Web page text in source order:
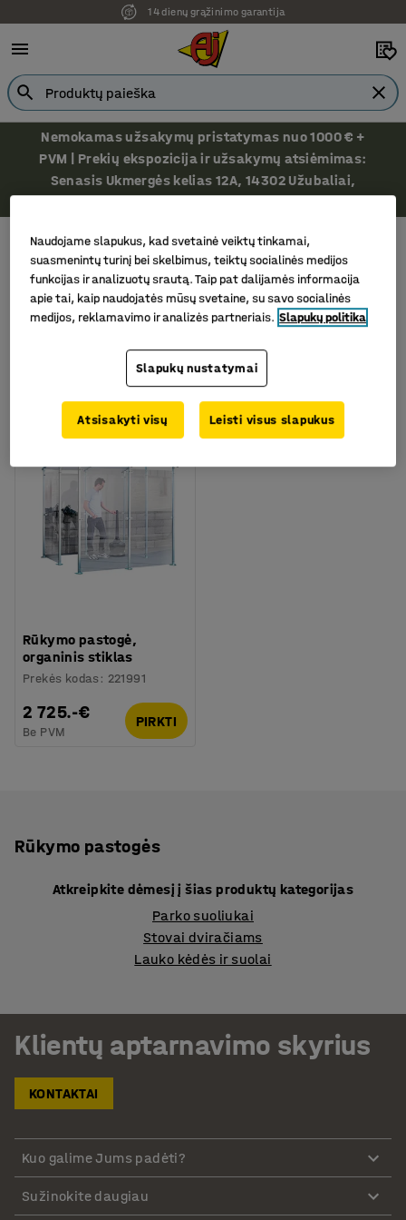
14 dienų grąžinimo garantija
Nemokamas užsakymų pristatymas nuo 1000 € +
PVM | Prekių ekspozicija ir užsakymų atsiėmimas:
Senasis Ukmergės kelias 12A, 14302 Užubaliai,
Vilniaus r.
Šiukšlių dėžės nuorūkoms Rūkymo pastogės
Rūkymo pastogės
Filtras
1 produktų/ai
Rūkymo pastogė,
organinis stiklas
Prekės kodas : 221991
2 725.-€
Be PVM
PIRKTI
Rūkymo pastogės
Atkreipkite dėmesį į šias produktų kategorijas
Parko suoliukai
Stovai dviračiams
Lauko kėdės ir suolai
Klientų aptarnavimo skyrius
KONTAKTAI
Kuo galime Jums padėti?
Sužinokite daugiau
Naudojame slapukus, kad svetainė veiktų tinkamai,
suasmenintų turinį bei skelbimus, teiktų socialinės medijos
funkcijas ir analizuotų srautą. Taip pat dalijamės informacija
apie tai, kaip naudojatės mūsų svetaine, su savo socialinės
medijos, reklamavimo ir analizės partneriais. Slapukų politika
Slapukų nustatymai
Atsisakyti visų Leisti visus slapukus